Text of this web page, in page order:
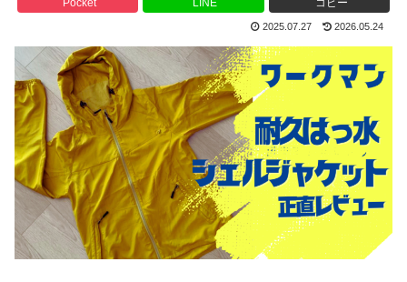
Pocket LINE コピー
2025.07.27 2026.05.24